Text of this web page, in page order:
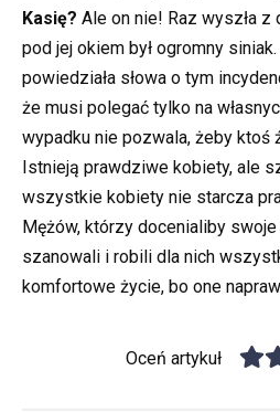
Kasię? Ale on nie! Raz wyszła z
pod jej okiem był ogromny
powiedziała słowa o tym
że musi polegać tylko na
wypadku nie pozwala, żeby ktoś
Istnieją prawdziwe kobiety, ale
wszystkie kobiety nie starcza
Mężów, którzy docenialiby swoje
szanowali i robili dla nich
komfortowe życie, bo one
Oceń artykuł